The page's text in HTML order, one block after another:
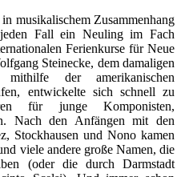
musikalischem Zusammenhang
Fall ein Neuling im Fach
Ferienkurse für Neue
Steinecke, dem damaligen
der amerikanischen
entwickelte sich schnell zu
für junge Komponisten,
Nach den Anfängen mit den
Stockhausen und Nono kamen
viele andere große Namen, die
(oder die durch Darmstadt